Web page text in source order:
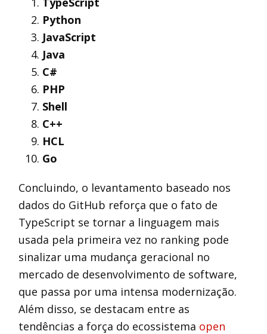
Python
JavaScript
Java
C#
PHP
Shell
C++
HCL
Go
Concluindo, o levantamento baseado nos
dados do GitHub reforça que o fato de
TypeScript se tornar a linguagem mais
usada pela primeira vez no ranking pode
sinalizar uma mudança geracional no
mercado de desenvolvimento de software,
que passa por uma intensa modernização.
Além disso, se destacam entre as
tendências a força do ecossistema open